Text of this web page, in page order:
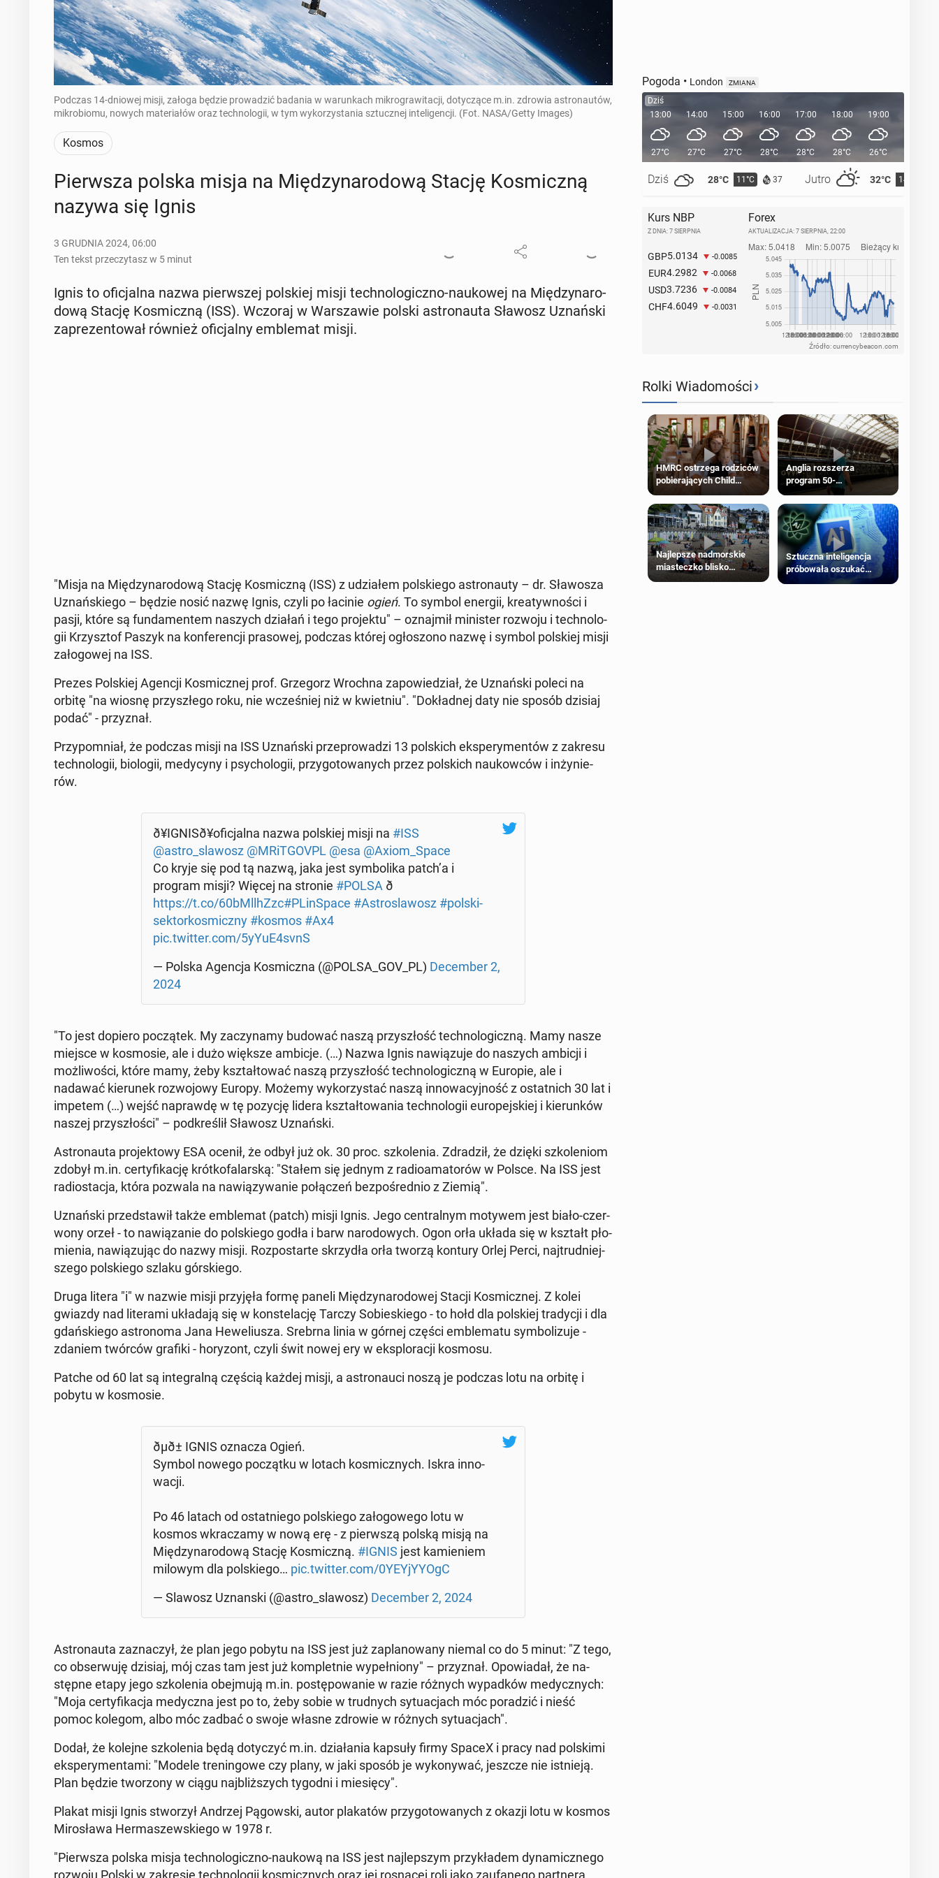
Podczas 14-dniowej misji, załoga będzie prowadzić badania w warunkach mikrograwitacji, dotyczące m.in. zdrowia astronautów,
mikrobiomu, nowych materiałów oraz technologii, w tym wykorzystania sztucznej inteligencji. (Fot. NASA/Getty Images)
Kosmos
Pierw­sza polska misja na Mię­dzy­na­ro­do­wą Stację Ko­smicz­ną
nazywa się Ignis
3 GRUDNIA 2024, 06:00
Ten tekst przeczytasz w 5 minut
Ignis to ofi­cjal­na nazwa pierw­szej pol­skiej misji tech­no­lo­gicz­no-na­uko­wej na Mię­dzy­na­ro­
do­wą Stację Ko­smicz­ną (ISS). Wczoraj w War­sza­wie polski astro­nau­ta Sławosz Uznań­ski
za­pre­zen­to­wał również ofi­cjal­ny em­ble­mat misji.
"Misja na Mię­dzy­na­ro­do­wą Stację Ko­smicz­ną (ISS) z udzia­łem pol­skie­go astro­nau­ty – dr. Sła­wo­sza
Uznań­skie­go – będzie nosić nazwę Ignis, czyli po łacinie ogień. To symbol energii, kre­atyw­no­ści i
pasji, które są fun­da­men­tem naszych działań i tego pro­jek­tu" – oznaj­mił mi­ni­ster rozwoju i tech­no­lo­
gii Krzysz­tof Paszyk na kon­fe­ren­cji pra­so­wej, podczas której ogło­szo­no nazwę i symbol pol­skiej misji
za­ło­go­wej na ISS.
Prezes Pol­skiej Agencji Ko­smicz­nej prof. Grze­gorz Wrochna za­po­wie­dział, że Uznań­ski poleci na
orbitę "na wiosnę przy­szłe­go roku, nie wcze­śniej niż w kwiet­niu". "Do­kład­nej daty nie sposób dzisiaj
podać" - przy­znał.
Przy­po­mniał, że podczas misji na ISS Uznań­ski prze­pro­wa­dzi 13 pol­skich eks­pe­ry­men­tów z zakresu
tech­no­lo­gii, bio­lo­gii, me­dy­cy­ny i psy­cho­lo­gii, przy­go­to­wa­nych przez pol­skich na­ukow­ców i in­ży­nie­
rów.
ð¥I­GNI­Sð¥o­fi­cjal­na nazwa pol­skiej misji na #ISS
@astro_slawosz @MRiT­GO­VPL @esa @Axiom_Space
Co kryje się pod tą nazwą, jaka jest sym­bo­li­ka patch’a i
program misji? Więcej na stronie #POLSA ð
https://t.co/60bMl­lhZzc#PLin­Spa­ce #Astro­sla­wosz #pol­ski­
sek­tor­ko­smicz­ny #kosmos #Ax4
pic.twitter.com/5yYuE4svnS
— Polska Agencja Ko­smicz­na (@POLSA_GOV_PL) De­cem­ber 2,
2024
"To jest dopiero po­czą­tek. My za­czy­na­my budować naszą przy­szłość tech­no­lo­gicz­ną. Mamy nasze
miejsce w ko­smo­sie, ale i dużo większe ambicje. (…) Nazwa Ignis na­wią­zu­je do naszych ambicji i
moż­li­wo­ści, które mamy, żeby kształ­to­wać naszą przy­szłość tech­no­lo­gicz­ną w Europie, ale i
nadawać kie­ru­nek roz­wo­jo­wy Europy. Możemy wy­ko­rzy­stać naszą in­no­wa­cyj­ność z ostat­nich 30 lat i
impetem (…) wejść na­praw­dę w tę pozycję lidera kształ­to­wa­nia tech­no­lo­gii eu­ro­pej­skiej i kie­run­ków
naszej przy­szło­ści" – pod­kre­ślił Sławosz Uznań­ski.
Astro­nau­ta pro­jek­to­wy ESA ocenił, że odbył już ok. 30 proc. szko­le­nia. Zdra­dził, że dzięki szko­le­niom
zdobył m.in. cer­ty­fi­ka­cję krót­ko­fa­lar­ską: "Stałem się jednym z ra­dio­ama­to­rów w Polsce. Na ISS jest
ra­dio­sta­cja, która pozwala na na­wią­zy­wa­nie po­łą­czeń bez­po­śred­nio z Ziemią".
Uznań­ski przed­sta­wił także em­ble­mat (patch) misji Ignis. Jego cen­tral­nym motywem jest biało-czer­
wo­ny orzeł - to na­wią­za­nie do pol­skie­go godła i barw na­ro­do­wych. Ogon orła układa się w kształt pło­
mie­nia, na­wią­zu­jąc do nazwy misji. Roz­po­star­te skrzy­dła orła tworzą kontury Orlej Perci, naj­trud­niej­
sze­go pol­skie­go szlaku gór­skie­go.
Druga litera "i" w nazwie misji przy­ję­ła formę paneli Mię­dzy­na­ro­do­wej Stacji Ko­smicz­nej. Z kolei
gwiazdy nad li­te­ra­mi ukła­da­ją się w kon­ste­la­cję Tarczy So­bie­skie­go - to hołd dla pol­skiej tra­dy­cji i dla
gdań­skie­go astro­no­ma Jana He­we­liu­sza. Srebrna linia w górnej części em­ble­ma­tu sym­bo­li­zu­je -
zdaniem twórców grafiki - ho­ry­zont, czyli świt nowej ery w eks­plo­ra­cji kosmosu.
Patche od 60 lat są in­te­gral­ną częścią każdej misji, a astro­nau­ci noszą je podczas lotu na orbitę i
pobytu w ko­smo­sie.
ðµð± IGNIS oznacza Ogień.
Symbol nowego po­cząt­ku w lotach ko­smicz­nych. Iskra in­no­
wa­cji.
Po 46 latach od ostat­nie­go pol­skie­go za­ło­go­we­go lotu w
kosmos wkra­cza­my w nową erę - z pierw­szą polską misją na
Mię­dzy­na­ro­do­wą Stację Ko­smicz­ną. #IGNIS jest ka­mie­niem
milowym dla pol­skie­go… pic.twitter.com/0YEY­jY­Y­OgC
— Slawosz Uznan­ski (@astro_slawosz) De­cem­ber 2, 2024
Astro­nau­ta za­zna­czył, że plan jego pobytu na ISS jest już za­pla­no­wa­ny niemal co do 5 minut: "Z tego,
co ob­ser­wu­ję dzisiaj, mój czas tam jest już kom­plet­nie wy­peł­nio­ny" – przy­znał. Opo­wia­dał, że na­
stęp­ne etapy jego szko­le­nia obej­mu­ją m.in. po­stę­po­wa­nie w razie różnych wy­pad­ków me­dycz­nych:
"Moja cer­ty­fi­ka­cja me­dycz­na jest po to, żeby sobie w trud­nych sy­tu­acjach móc po­ra­dzić i nieść
pomoc kolegom, albo móc zadbać o swoje własne zdrowie w różnych sy­tu­acjach".
Dodał, że kolejne szko­le­nia będą do­ty­czyć m.in. dzia­ła­nia kapsuły firmy SpaceX i pracy nad pol­ski­mi
eks­pe­ry­men­ta­mi: "Modele tre­nin­go­we czy plany, w jaki sposób je wy­ko­ny­wać, jeszcze nie ist­nie­ją.
Plan będzie two­rzo­ny w ciągu naj­bliż­szych tygodni i mie­się­cy".
Plakat misji Ignis stwo­rzył Andrzej Pą­gow­ski, autor pla­ka­tów przy­go­to­wa­nych z okazji lotu w kosmos
Mi­ro­sła­wa Her­ma­szew­skie­go w 1978 r.
"Pierw­sza polska misja tech­no­lo­gicz­no-naukową na ISS jest naj­lep­szym przy­kła­dem dy­na­micz­ne­go
rozwoju Polski w za­kre­sie tech­no­lo­gii ko­smicz­nych oraz jej ro­sną­cej roli jako za­ufa­ne­go part­ne­ra
Pogoda • London ZMIANA
Dziś
13:00
27°C
Dziś 28°C 11°C 37 Jutro 32°C 14°C
14:00
27°C
15:00
27°C
16:00
28°C
17:00
28°C
18:00
28°C
19:00
26°C
Kurs NBP
Z DNIA: 7 SIERPNIA
GBP5.0134 -0.0085
EUR4.2982 -0.0068
USD3.7236 -0.0084
CHF4.6049 -0.0031
Forex
AKTUALIZACJA: 7 SIERPNIA, 22:00
Źródło: currencybeacon.com
Rolki Wiadomości›
HMRC ostrzega rodziców
pobierających Child
Benefit. Mogą być
zobowiązani do zwrotu
zasiłku
Anglia rozszerza
program 50-
procentowych zniżek
kolejowych na 18-latków
Najlepsze nadmorskie
miasteczko blisko
Sztuczna inteligencja
próbowała oszukać
człowieka